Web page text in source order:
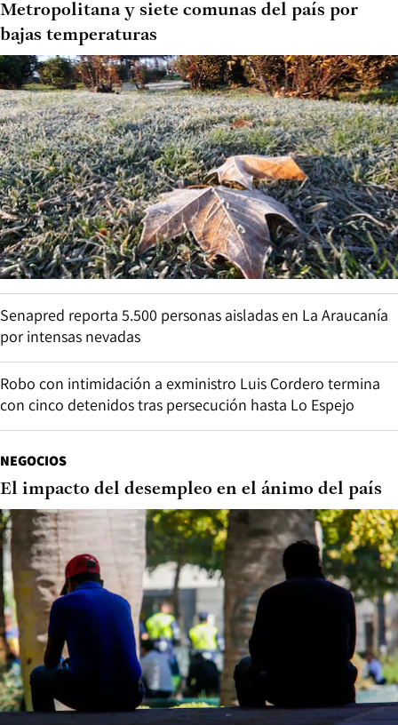
Metropolitana y siete comunas del país por
bajas temperaturas
Senapred reporta 5.500 personas aisladas en La Araucanía
por intensas nevadas
Robo con intimidación a exministro Luis Cordero termina
con cinco detenidos tras persecución hasta Lo Espejo
NEGOCIOS
El impacto del desempleo en el ánimo del país